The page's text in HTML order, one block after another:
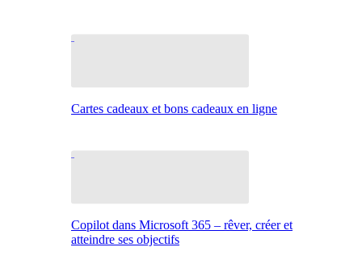
Cartes cadeaux et bons cadeaux en ligne
Copilot dans Microsoft 365 – rêver, créer et
atteindre ses objectifs